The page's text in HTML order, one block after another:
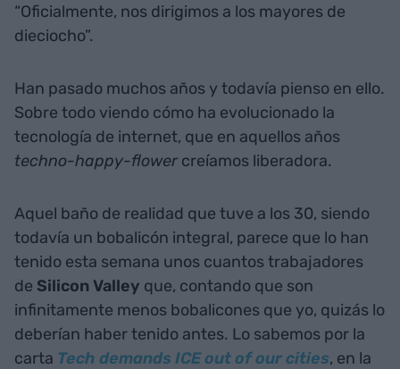
“Oficialmente, nos dirigimos a los mayores de
dieciocho”.
Han pasado muchos años y todavía pienso en ello.
Sobre todo viendo cómo ha evolucionado la
tecnología de internet, que en aquellos años
techno-happy-flower creíamos liberadora.
Aquel baño de realidad que tuve a los 30, siendo
todavía un bobalicón integral, parece que lo han
tenido esta semana unos cuantos trabajadores
de Silicon Valley que, contando que son
infinitamente menos bobalicones que yo, quizás lo
deberían haber tenido antes. Lo sabemos por la
carta Tech demands ICE out of our cities, en la